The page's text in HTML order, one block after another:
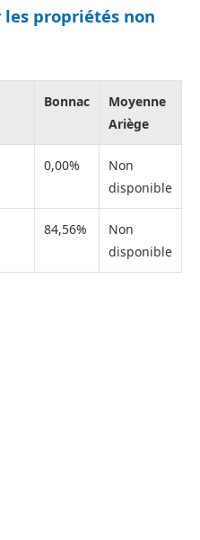
propriétés non
Bonnac
Moyenne
Ariège
0,00%
Non
disponible
84,56%
Non
disponible